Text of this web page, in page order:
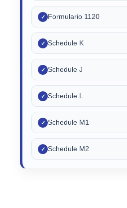
✓ Formulario 1120
✓ Schedule K
✓ Schedule J
✓ Schedule L
✓ Schedule M1
✓ Schedule M2